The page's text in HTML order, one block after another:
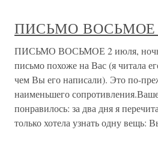
ПИСЬМО ВОСЬМОЕ
ПИСЬМО ВОСЬМОЕ 2 июля, ночь
письмо похоже на Вас (я читала
чем Вы его написали). Это по-
наименьшего
понравилось: за два дня я
только хотела узнать одну вещь: